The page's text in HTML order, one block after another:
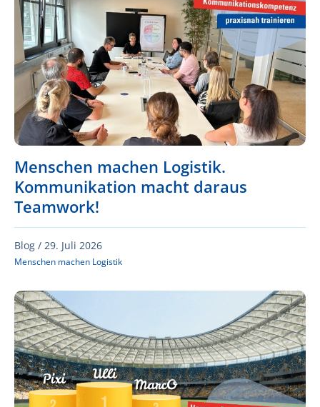
Menschen machen Logistik.
Kommunikation macht daraus
Teamwork!
Blog / 29. Juli 2026
Menschen machen Logistik